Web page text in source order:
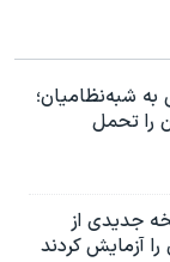
به شبه‌نظامیان؛
را تحمل
جدیدی از
آزمایش کردند